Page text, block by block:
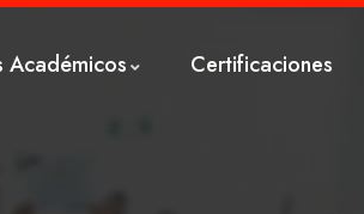
Académicos Certificaciones